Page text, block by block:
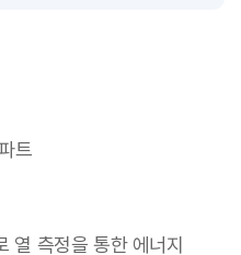
트
열 측정을 통한 에너지